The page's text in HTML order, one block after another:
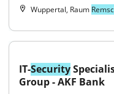
Wuppertal, Raum
IT-Security
Group - AKF Bank